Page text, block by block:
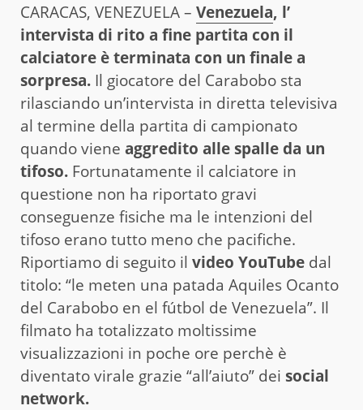
CARACAS, VENEZUELA – Venezuela, l’
intervista di rito a fine partita con il
calciatore è terminata con un finale a
sorpresa. Il giocatore del Carabobo sta
rilasciando un’intervista in diretta televisiva
al termine della partita di campionato
quando viene aggredito alle spalle da un
tifoso. Fortunatamente il calciatore in
questione non ha riportato gravi
conseguenze fisiche ma le intenzioni del
tifoso erano tutto meno che pacifiche.
Riportiamo di seguito il video YouTube dal
titolo: “le meten una patada Aquiles Ocanto
del Carabobo en el fútbol de Venezuela”. Il
filmato ha totalizzato moltissime
visualizzazioni in poche ore perchè è
diventato virale grazie “all’aiuto” dei social
network.